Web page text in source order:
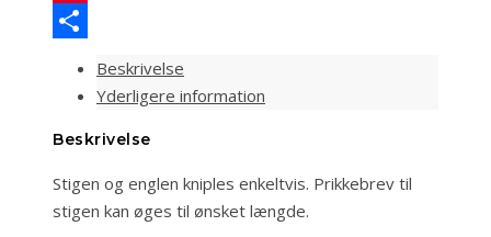
Pinterest
Beskrivelse
Yderligere information
Beskrivelse
Stigen og englen kniples enkeltvis. Prikkebrev til
stigen kan øges til ønsket længde.